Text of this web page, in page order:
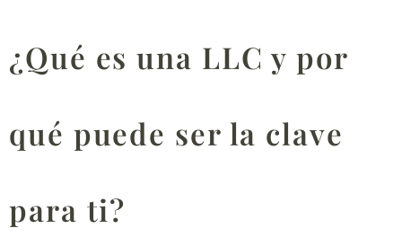
¿Qué es una LLC y por
qué puede ser la clave
para ti?